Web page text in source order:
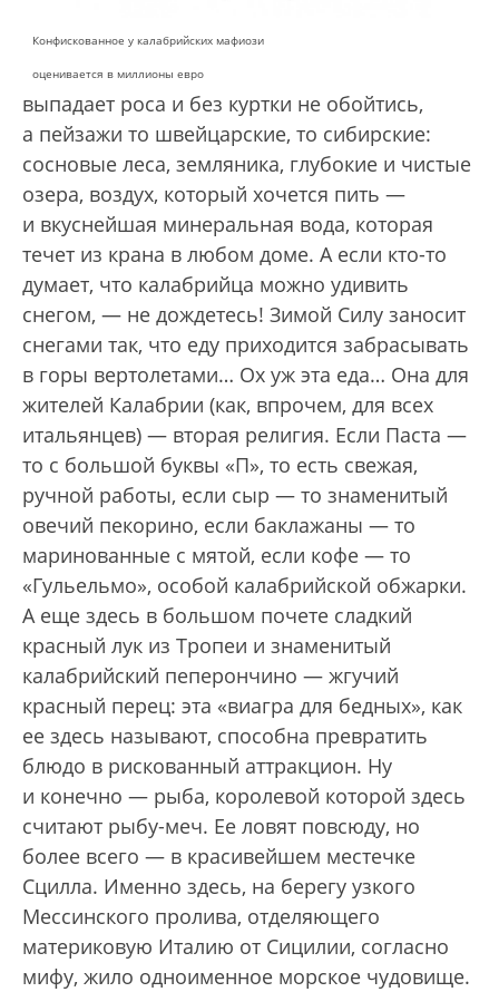
Конфискованное у калабрийских мафиози
оценивается в миллионы евро
выпадает роса и без куртки не обойтись,
а пейзажи то швейцарские, то сибирские:
сосновые леса, земляника, глубокие и чистые
озера, воздух, который хочется пить —
и вкуснейшая минеральная вода, которая
течет из крана в любом доме. А если кто-то
думает, что калабрийца можно удивить
снегом, — не дождетесь! Зимой Силу заносит
снегами так, что еду приходится забрасывать
в горы вертолетами… Ох уж эта еда… Она для
жителей Калабрии (как, впрочем, для всех
итальянцев) — вторая религия. Если Паста —
то с большой буквы «П», то есть свежая,
ручной работы, если сыр — то знаменитый
овечий пекорино, если баклажаны — то
маринованные с мятой, если кофе — то
«Гульельмо», особой калабрийской обжарки.
А еще здесь в большом почете сладкий
красный лук из Тропеи и знаменитый
калабрийский пеперончино — жгучий
красный перец: эта «виагра для бедных», как
ее здесь называют, способна превратить
блюдо в рискованный аттракцион. Ну
и конечно — рыба, королевой которой здесь
считают рыбу-меч. Ее ловят повсюду, но
более всего — в красивейшем местечке
Сцилла. Именно здесь, на берегу узкого
Мессинского пролива, отделяющего
материковую Италию от Сицилии, согласно
мифу, жило одноименное морское чудовище.